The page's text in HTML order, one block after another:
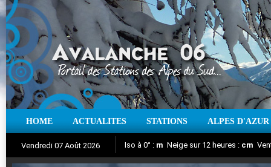
HOME ACTUALITES STATIONS ALPES D'AZUR
Vendredi 07 Août 2026 Iso à 0° : m Neige sur 12 heures : cm